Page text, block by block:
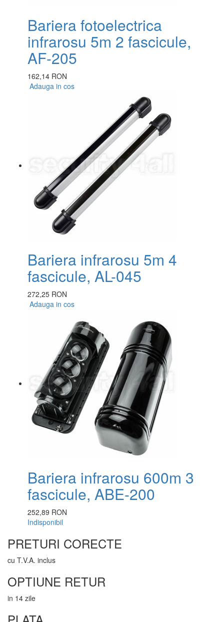
Bariera fotoelectrica
infrarosu 5m 2 fascicule,
AF-205
162,14 RON
Adauga in cos
Bariera infrarosu 5m 4
fascicule, AL-045
272,25 RON
Adauga in cos
Bariera infrarosu 600m 3
fascicule, ABE-200
252,89 RON
Indisponibil
PRETURI CORECTE
cu T.V.A. inclus
OPTIUNE RETUR
in 14 zile